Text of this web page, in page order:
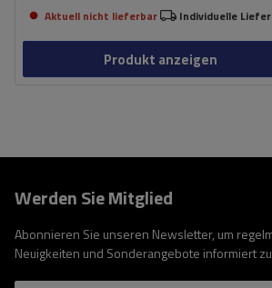
Aktuell nicht lieferbar
Individuelle
Produkt anzeigen
Werden Sie Mitglied
Abonnieren Sie unseren Newsletter, um
Neuigkeiten und Sonderangebote informiert